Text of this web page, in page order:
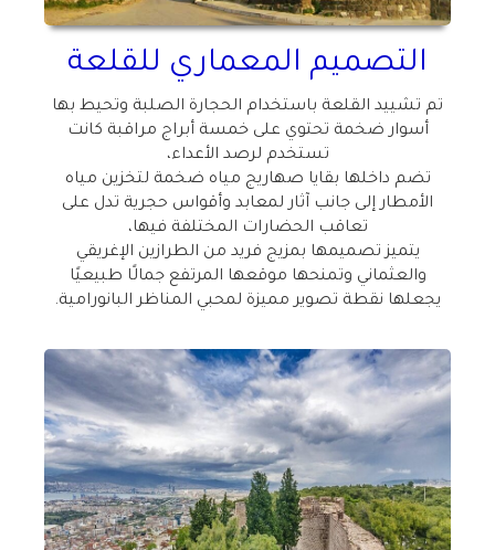
التصميم المعماري للقلعة
تم تشييد القلعة باستخدام الحجارة الصلبة وتحيط بها
أسوار ضخمة تحتوي على خمسة أبراج مراقبة كانت
تستخدم لرصد الأعداء،
تضم داخلها بقايا صهاريج مياه ضخمة لتخزين مياه
الأمطار إلى جانب آثار لمعابد وأقواس حجرية تدل على
تعاقب الحضارات المختلفة فيها،
يتميز تصميمها بمزيج فريد من الطرازين الإغريقي
والعثماني وتمنحها موقعها المرتفع جمالًا طبيعيًا
يجعلها نقطة تصوير مميزة لمحبي المناظر البانورامية.